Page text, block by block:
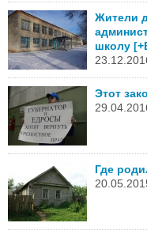
Жители
школу
Этот
Где